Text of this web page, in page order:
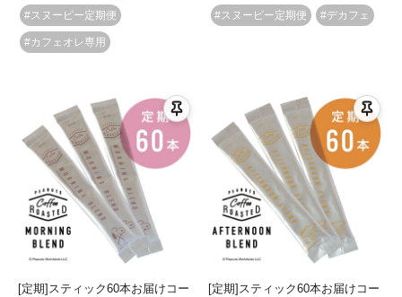
#スヌーピー定期便
#カフェオレ専用
#スヌーピー定期便 #デカフェ
[定期]スティック60本お届けコー
[定期]スティック60本お届けコー